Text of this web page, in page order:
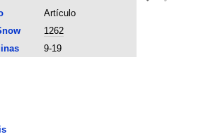
Artículo
1262
9-19